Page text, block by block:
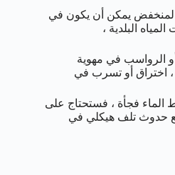
يمكن أن يكون في
البلدية ،
الرواسب في مهوية
، اختراق أو تسرب في
الماء فجأة ، فستحتاج على
حدوث تلف هيكلي في